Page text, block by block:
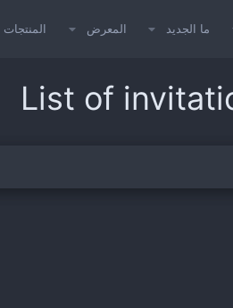
ما الجديد المعرض المنتجات
List of